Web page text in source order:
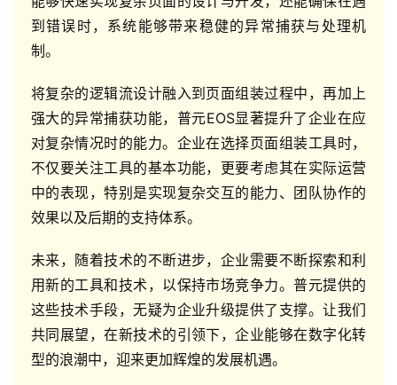
到错误时，系统能够带来稳健的异常捕获与处理机
制。
将复杂的逻辑流设计融入到页面组装过程中，再加上
强大的异常捕获功能，普元EOS显著提升了企业在应
对复杂情况时的能力。企业在选择页面组装工具时，
不仅要关注工具的基本功能，更要考虑其在实际运营
中的表现，特别是实现复杂交互的能力、团队协作的
效果以及后期的支持体系。
未来，随着技术的不断进步，企业需要不断探索和利
用新的工具和技术，以保持市场竞争力。普元提供的
这些技术手段，无疑为企业升级提供了支撑。让我们
共同展望，在新技术的引领下，企业能够在数字化转
型的浪潮中，迎来更加辉煌的发展机遇。